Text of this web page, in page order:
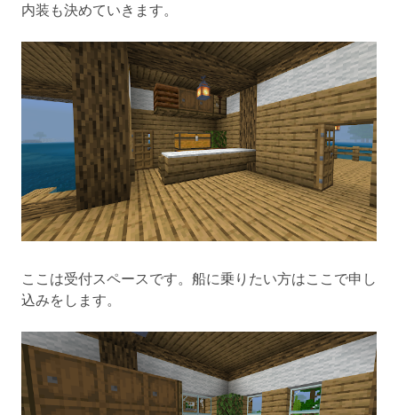
内装も決めていきます。
ここは受付スペースです。船に乗りたい方はここで申し
込みをします。